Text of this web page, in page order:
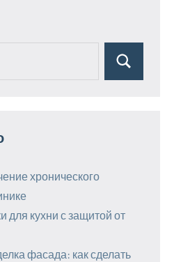
Поиск
хронического
для кухни с защитой от
фасада: как сделать